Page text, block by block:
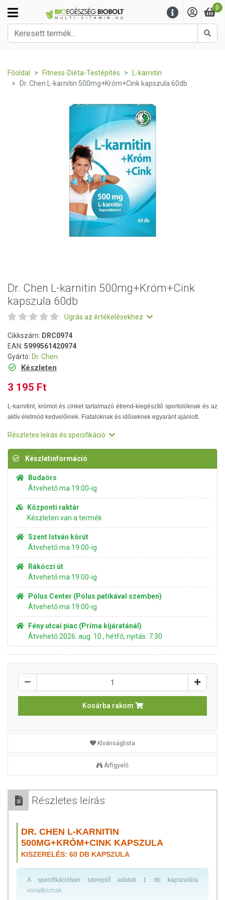
0
Főoldal Fitness-Diéta-Testépítés
L-karnitin
Dr. Chen L-karnitin 500mg+Króm+Cink kapszula 60db
Dr. Chen L-karnitin 500mg+Króm+Cink
kapszula 60db
Ugrás az értékelésekhez
Cikkszám: DRC0974
EAN: 5999561420974
Gyártó: Dr. Chen
Készleten
3 195 Ft
L-karnitint, krómot és cinket tartalmazó étrend-kiegészítő sportolóknak és az
aktív életmód kedvelőinek. Fiataloknak és időseknek egyaránt ajánlott.
Részletes leírás és specifikáció
Készletinformáció
Budaörs
Átvehető ma 19:00-ig
Központi raktár
Készleten van a termék
Szent István körút
Átvehető ma 19:00-ig
Rákóczi út
Átvehető ma 19:00-ig
Pólus Center (Pólus patikával szemben)
Átvehető ma 19:00-ig
Fény utcai piac (Príma kijáratánál)
Átvehető 2026. aug. 10., hétfő, nyitás: 7:30
Kosárba rakom
Kívánságlista
Árfigyelő
Részletes leírás
DR. CHEN L-KARNITIN
500MG+KRÓM+CINK KAPSZULA
KISZERELÉS: 60 DB KAPSZULA
A specifikációban szereplő adatok 1 db kapszulára
vonatkoznak.